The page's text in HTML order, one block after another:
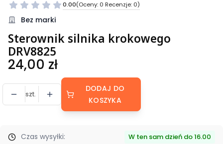
0.00(Oceny: 0 Recenzje: 0)
Bez marki
Sterownik silnika krokowego
DRV8825
Cena
24,00 zł
szt.
DODAJ DO
KOSZYKA
Czas wysyłki: W ten sam dzień do 16.00